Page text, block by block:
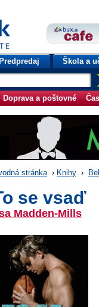
Predpredaj Škola a
Doprava a poštovné
stránka › Knihy ›
se vsaď
Madden-Mills